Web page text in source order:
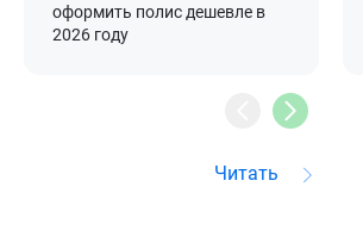
оформить полис дешевле в
2026 году
Читать